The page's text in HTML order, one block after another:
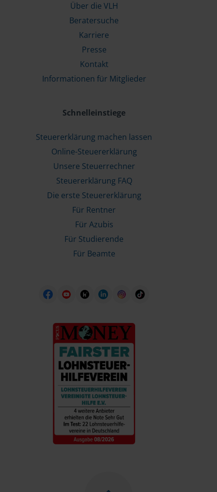
Über die VLH
Beratersuche
Karriere
Presse
Kontakt
Informationen für Mitglieder
Schnelleinstiege
Steuererklärung machen lassen
Online-Steuererklärung
Unsere Steuerrechner
Steuererklärung FAQ
Die erste Steuererklärung
Für Rentner
Für Azubis
Für Studierende
Für Beamte